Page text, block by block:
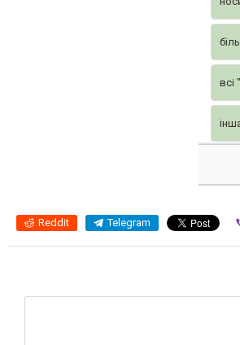
всі
Reddit Telegram